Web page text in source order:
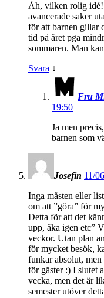
Åh, vilken rolig idé!
avancerade saker
för att barnen gillar
tid på året pga
sommaren. Man
Svara ↓
Fru
19:50
Ja men
barnen som
Josefin 11/
Inga måsten eller
om att ”göra” för
Detta för att det
upp, åka igen etc”
veckor. Utan plan
för mycket besök,
funkar absolut, men
för gäster :) I slutet
vecka, men det är
semester utöver